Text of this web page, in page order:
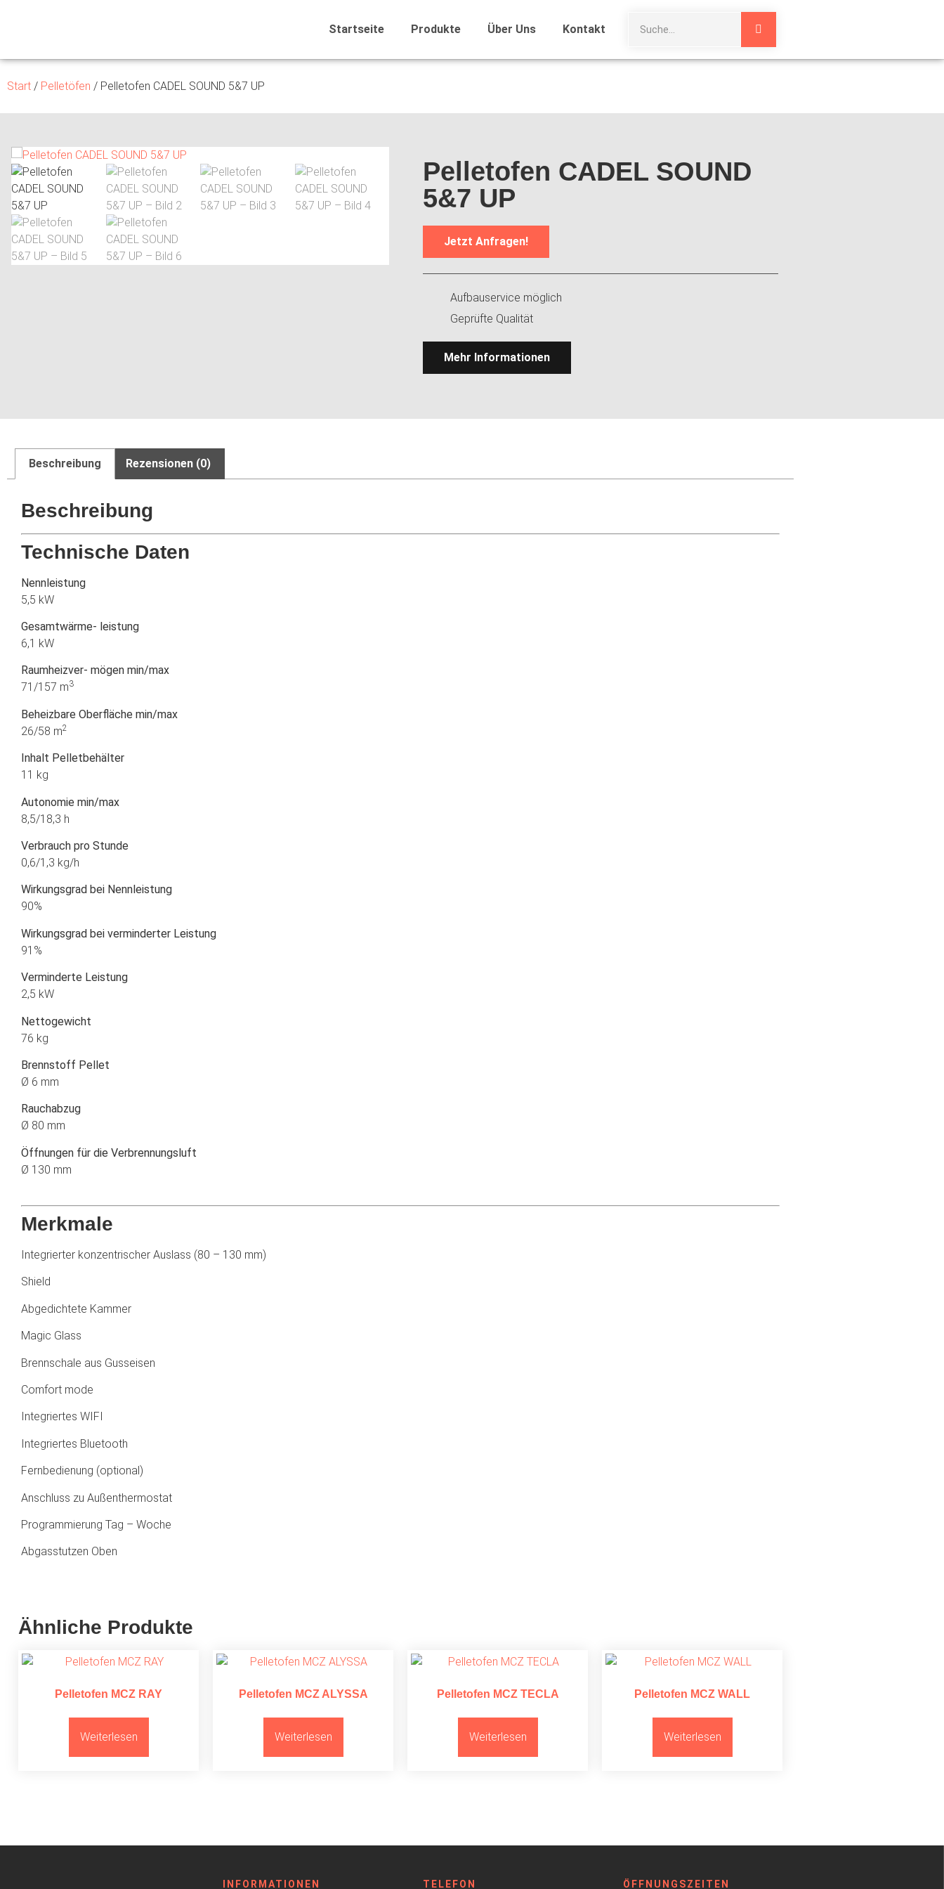
Startseite Produkte Über Uns Kontakt
Start / Pelletöfen / Pelletofen CADEL SOUND 5&7 UP
Pelletofen CADEL SOUND
5&7 UP
Jetzt Anfragen!
Aufbauservice möglich
Geprüfte Qualität
Mehr Informationen
Beschreibung Rezensionen (0)
Beschreibung
Technische Daten
Nennleistung
5,5 kW
Gesamtwärme- leistung
6,1 kW
Raumheizver- mögen min/max
71/157 m3
Beheizbare Oberfläche min/max
26/58 m2
Inhalt Pelletbehälter
11 kg
Autonomie min/max
8,5/18,3 h
Verbrauch pro Stunde
0,6/1,3 kg/h
Wirkungsgrad bei Nennleistung
90%
Wirkungsgrad bei verminderter Leistung
91%
Verminderte Leistung
2,5 kW
Nettogewicht
76 kg
Brennstoff Pellet
Ø 6 mm
Rauchabzug
Ø 80 mm
Öffnungen für die Verbrennungsluft
Ø 130 mm
Merkmale
Integrierter konzentrischer Auslass (80 – 130 mm)
Shield
Abgedichtete Kammer
Magic Glass
Brennschale aus Gusseisen
Comfort mode
Integriertes WIFI
Integriertes Bluetooth
Fernbedienung (optional)
Anschluss zu Außenthermostat
Programmierung Tag – Woche
Abgasstutzen Oben
Ähnliche Produkte
Pelletofen MCZ RAY
Weiterlesen
Pelletofen MCZ ALYSSA
Weiterlesen
Pelletofen MCZ TECLA
Weiterlesen
Pelletofen MCZ WALL
Weiterlesen
INFORMATIONEN TELEFON ÖFFNUNGSZEITEN